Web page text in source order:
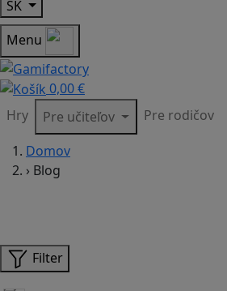
SK
Menu
0,00 €
Hry
Pre učiteľov Pre rodičov
Domov
› Blog
Filter